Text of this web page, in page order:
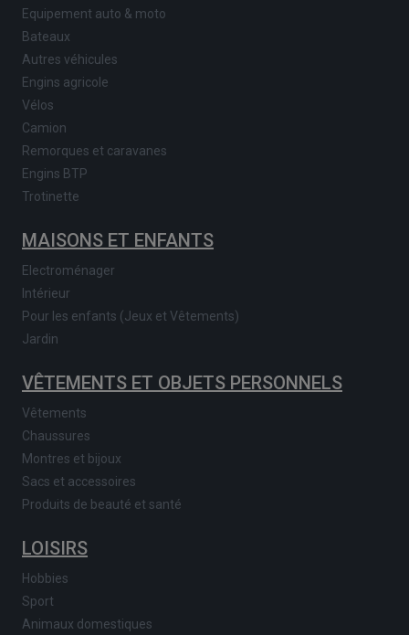
Equipement auto & moto
Bateaux
Autres véhicules
Engins agricole
Vélos
Camion
Remorques et caravanes
Engins BTP
Trotinette
MAISONS ET ENFANTS
Electroménager
Intérieur
Pour les enfants (Jeux et Vêtements)
Jardin
VÊTEMENTS ET OBJETS PERSONNELS
Vêtements
Chaussures
Montres et bijoux
Sacs et accessoires
Produits de beauté et santé
LOISIRS
Hobbies
Sport
Animaux domestiques